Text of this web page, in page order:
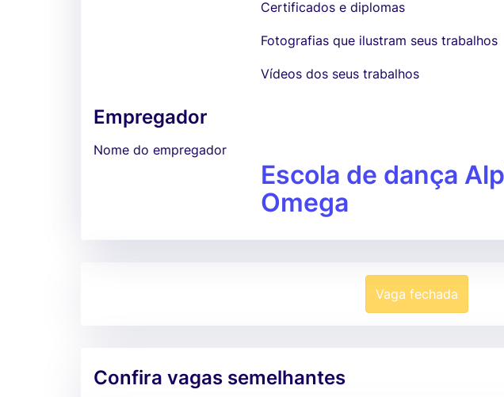
Certificados e diplomas
Fotografias que ilustram seus trabalhos
Vídeos dos seus trabalhos
Empregador
Nome do empregador
Escola de dança
Omega
Vaga fechada
Confira vagas semelhantes